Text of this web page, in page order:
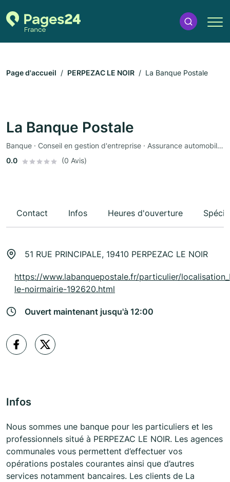
Page d'accueil PERPEZAC LE NOIR La Banque Postale
La Banque Postale
Banque · Conseil en gestion d'entreprise · Assurance automobile · Assurance
0.0
(0 Avis)
Contact Infos Heures d'ouverture
51 RUE PRINCIPALE, 19410 PERPEZAC LE NOIR
https://www.labanquepostale.fr/particulier/
le-noirmairie-192620.html
Ouvert maintenant jusqu'à 12:00
Infos
Nous sommes une banque pour les particuliers et les
professionnels situé à PERPEZAC LE NOIR. Les agences
communales vous permettent d’effectuer vos
opérations postales courantes ainsi que d’autres
services notamment bancaires. Les clients de La